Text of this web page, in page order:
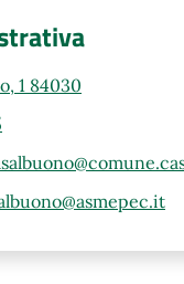
1 84030